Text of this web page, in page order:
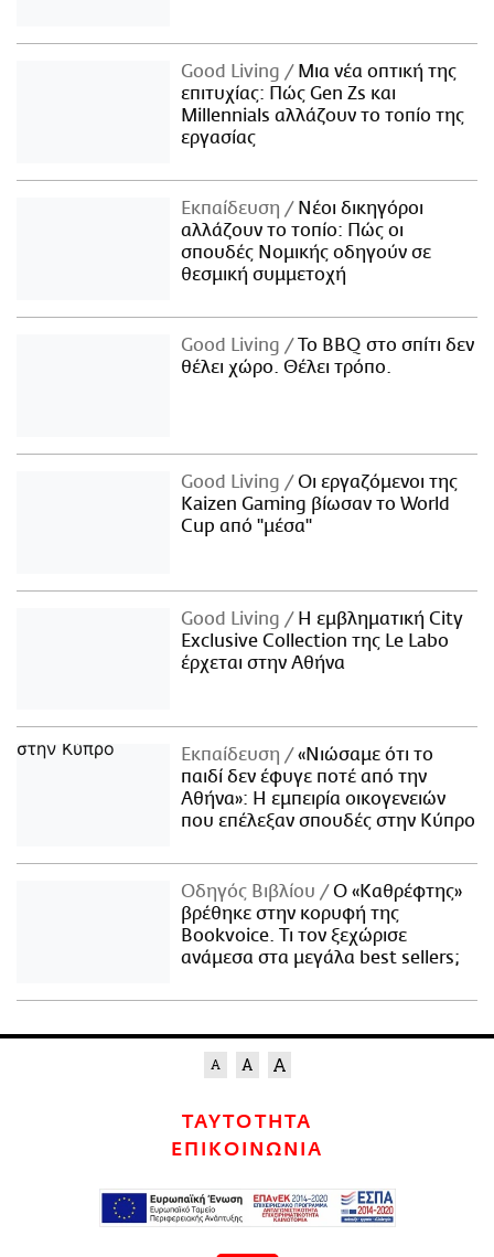
Good Living
Μια νέα οπτική της
επιτυχίας: Πώς Gen Zs και
Millennials αλλάζουν το τοπίο της
εργασίας
Εκπαίδευση
Νέοι δικηγόροι
αλλάζουν το τοπίο: Πώς οι
σπουδές Νομικής οδηγούν σε
θεσμική συμμετοχή
Good Living
Το BBQ στο σπίτι δεν
θέλει χώρο. Θέλει τρόπο.
Good Living
Οι εργαζόμενοι της
Kaizen Gaming βίωσαν το World
Cup από "μέσα"
Good Living
Η εμβληματική City
Exclusive Collection της Le Labo
έρχεται στην Αθήνα
Εκπαίδευση
«Νιώσαμε ότι το
παιδί δεν έφυγε ποτέ από την
Αθήνα»: Η εμπειρία οικογενειών
που επέλεξαν σπουδές στην Κύπρο
Οδηγός Βιβλίου
Ο «Καθρέφτης»
βρέθηκε στην κορυφή της
Bookvoice. Τι τον ξεχώρισε
ανάμεσα στα μεγάλα best sellers;
ΤΑΥΤΟΤΗΤΑ
ΕΠΙΚΟΙΝΩΝΙΑ